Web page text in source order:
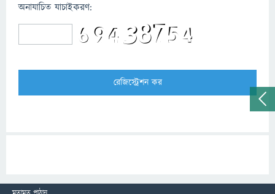
অনাযাচিত যাচাইকরণ: